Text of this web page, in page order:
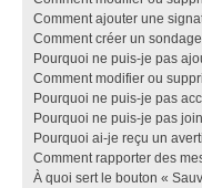
Comment ajouter une
Comment créer un
Pourquoi ne puis-je pas
Comment modifier ou
Pourquoi ne puis-je pas
Pourquoi ne puis-je pas
Pourquoi ai-je reçu un
Comment rapporter des
À quoi sert le bouton «